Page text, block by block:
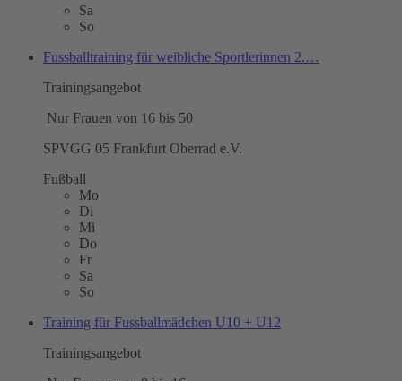
Sa
So
Fussballtraining für weibliche Sportlerinnen 2.…
Trainingsangebot
Nur Frauen von 16 bis 50
SPVGG 05 Frankfurt Oberrad e.V.
Fußball
Mo
Di
Mi
Do
Fr
Sa
So
Training für Fussballmädchen U10 + U12
Trainingsangebot